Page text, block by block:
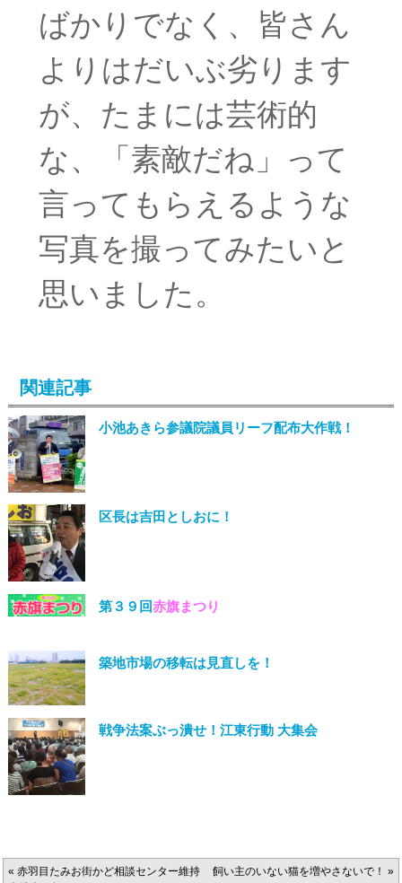
ばかりでなく、皆さん
よりはだいぶ劣ります
が、たまには芸術的
な、「素敵だね」って
言ってもらえるような
写真を撮ってみたいと
思いました。
関連記事
小池あきら参議院議員リーフ配布大作戦！
区長は吉田としおに！
第３９回赤旗まつり
築地市場の移転は見直しを！
戦争法案ぶっ潰せ！江東行動 大集会
« 赤羽目たみお街かど相談センター維持
飼い主のいない猫を増やさないで！»